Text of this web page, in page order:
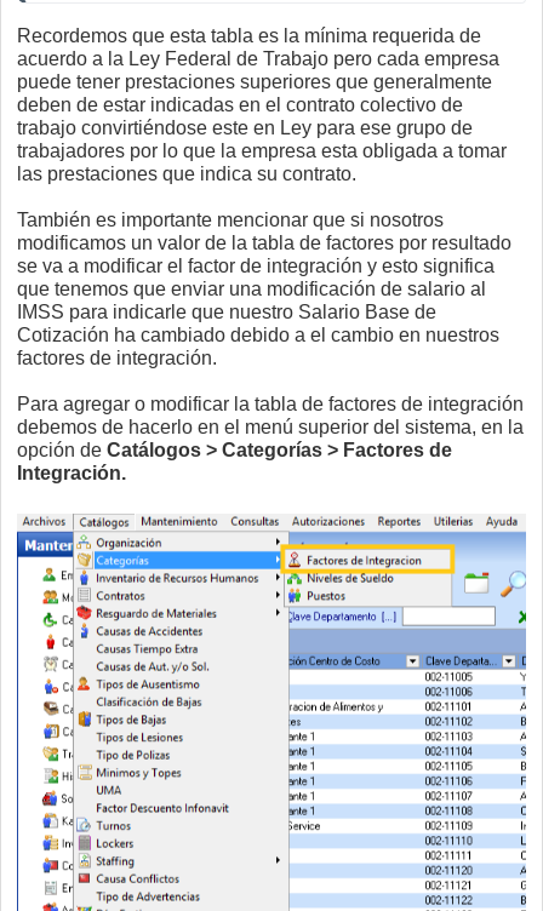
Recordemos que esta tabla es la mínima requerida de
acuerdo a la Ley Federal de Trabajo pero cada empresa
puede tener prestaciones superiores que generalmente
deben de estar indicadas en el contrato colectivo de
trabajo convirtiéndose este en Ley para ese grupo de
trabajadores por lo que la empresa esta obligada a tomar
las prestaciones que indica su contrato.
También es importante mencionar que si nosotros
modificamos un valor de la tabla de factores por resultado
se va a modificar el factor de integración y esto significa
que tenemos que enviar una modificación de salario al
IMSS para indicarle que nuestro Salario Base de
Cotización ha cambiado debido a el cambio en nuestros
factores de integración.
Para agregar o modificar la tabla de factores de integración
debemos de hacerlo en el menú superior del sistema, en la
opción de Catálogos > Categorías > Factores de
Integración.